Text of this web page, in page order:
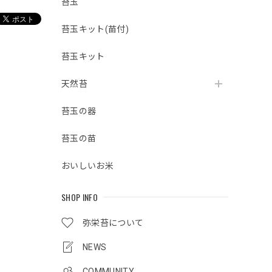
苔玉キット(苗付)
苔玉キット
天然苔
苔玉の器
苔玉の苗
おいしいお米
SHOP INFO
弥栄苔について
NEWS